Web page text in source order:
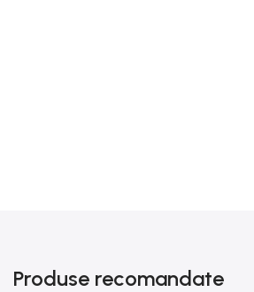
Produse recomandate